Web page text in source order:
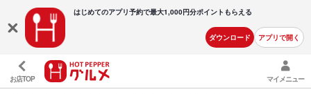
はじめてのアプリ予約で最大1,000円分ポイントもらえる
ダウンロード アプリで開く
お店TOP マイメニュー